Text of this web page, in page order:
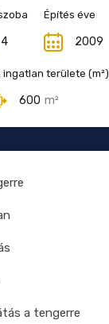
4
Építés éve
2009
ingatlan területe (m²)
600 m²
a tengerre